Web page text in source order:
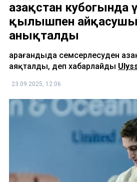
Қазақстан кубогында
қылышпен
анықталды
Қарағандыда семсерлесуден
аяқталды, деп хабарлайды
23.09.2025, 12:06